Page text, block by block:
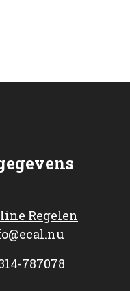
Regelen
787078